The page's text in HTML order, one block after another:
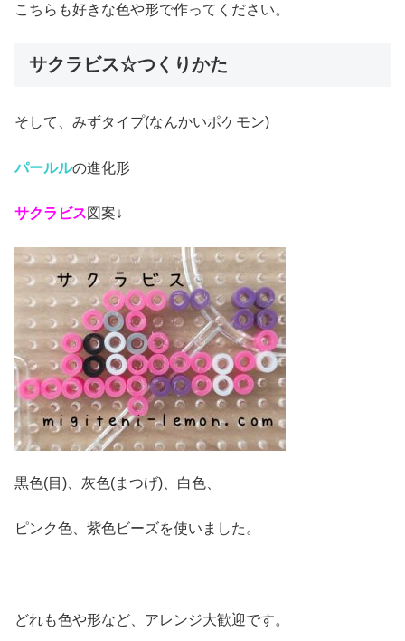
こちらも好きな色や形で作ってください。
サクラビス☆つくりかた
そして、みずタイプ(なんかいポケモン)
パールルの進化形
サクラビス図案↓
黒色(目)、灰色(まつげ)、白色、
ピンク色、紫色ビーズを使いました。
どれも色や形など、アレンジ大歓迎です。